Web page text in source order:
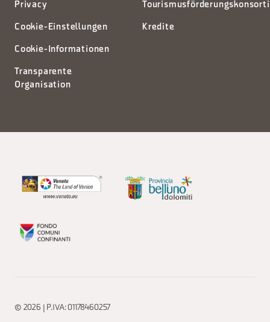
Privacy
Cookie-Einstellungen
Cookie-Informationen
Transparente
Organisation
Kredite
© 2026 | P.IVA: 01178460257